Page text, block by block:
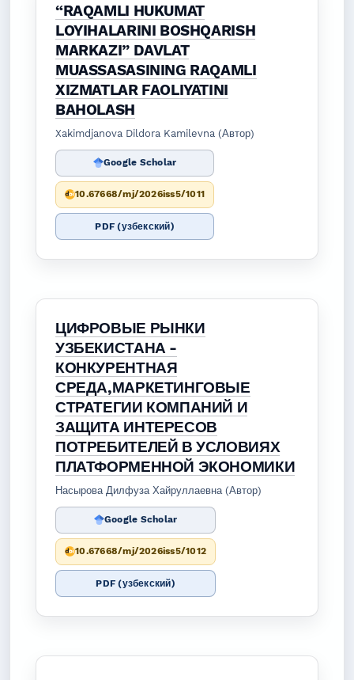
“RAQAMLI HUKUMAT
LOYIHALARINI BOSHQARISH
MARKAZI” DAVLAT
MUASSASASINING RAQAMLI
XIZMATLAR FAOLIYATINI
BAHOLASH
Xakimdjanova Dildora Kamilevna (Автор)
Google Scholar
10.67668/mj/2026iss5/1011
PDF (узбекский)
ЦИФРОВЫЕ РЫНКИ
УЗБЕКИСТАНА -
КОНКУРЕНТНАЯ
СРЕДА,МАРКЕТИНГОВЫЕ
СТРАТЕГИИ КОМПАНИЙ И
ЗАЩИТА ИНТЕРЕСОВ
ПОТРЕБИТЕЛЕЙ В УСЛОВИЯХ
ПЛАТФОРМЕННОЙ ЭКОНОМИКИ
Насырова Дилфуза Хайруллаевна (Автор)
Google Scholar
10.67668/mj/2026iss5/1012
PDF (узбекский)